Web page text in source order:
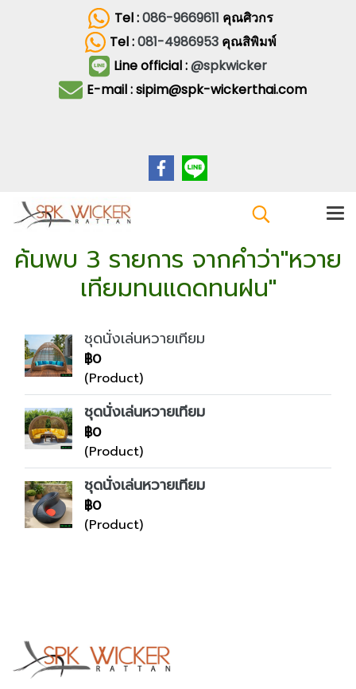
Tel :086-9669611 คุณศิวกร
Tel :081-4986953 คุณสิพิมพ์
Line official :@spkwicker
E-mail : sipim@spk-wickerthai.com
ค้นพบ 3 รายการ จากคำว่า"หวาย
เทียมทนแดดทนฝน"
ชุดนั่งเล่นหวายเทียม
฿0
(Product)
ชุดนั่งเล่นหวายเทียม
฿0
(Product)
ชุดนั่งเล่นหวายเทียม
฿0
(Product)